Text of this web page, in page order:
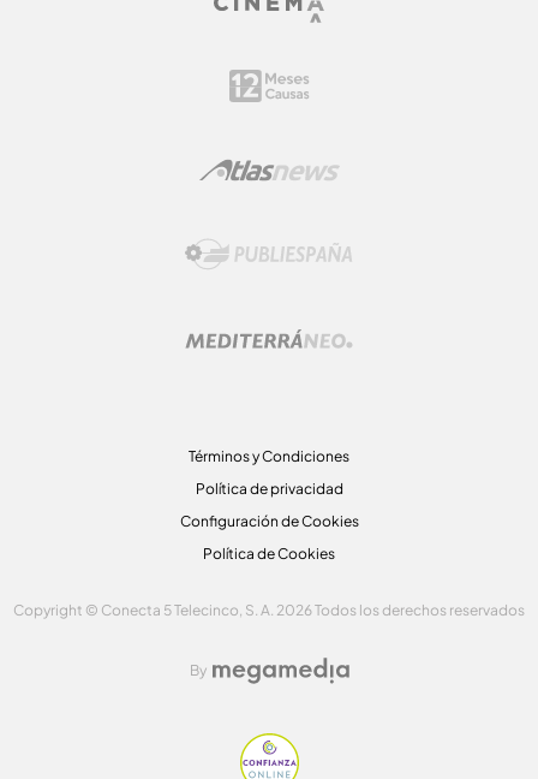
Términos y Condiciones
Política de privacidad
Configuración de Cookies
Política de Cookies
Copyright © Conecta 5 Telecinco, S. A. 2026 Todos los derechos reservados
By